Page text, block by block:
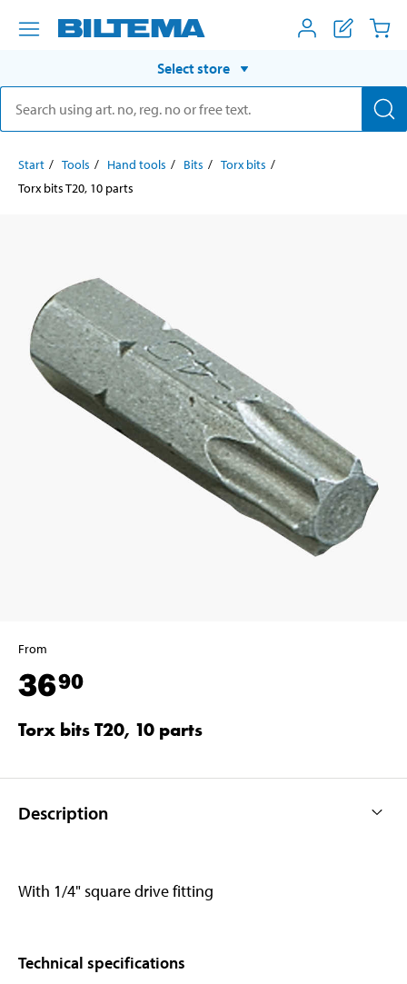
Select store
Start Tools Hand tools Bits
Torx bits
Torx bits T20, 10 parts
From
3690
Torx bits T20, 10 parts
Description
With 1/4" square drive fitting
Technical specifications